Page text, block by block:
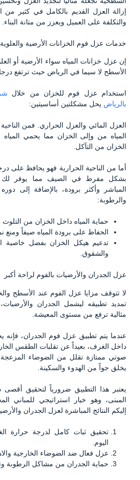
إزالة العزل القديم بالكامل في كثير من
والتكلفة على العميل ويعزز من متانة البناء.
خدمات عزل فوم الخزانات الأرضية والعلوية
إن عزل خزانات المياه سواء الأرضية أو
الأسطح لا سيما في الرياض حيث ترتفع
استخدام عزل فوم للخزان من خلال
بالرياض يحل مشكلتين أساسيتين:
العزل المائي والعزل الحراري. فمن
المياه من وإلى الخزان مما يحمي
الخزان من التآكل.
أما من الناحية الحرارية فهو يحافظ على
بشكل مفرط في الصيف مما يوفر لك
المباشر وأكثر برودة، بالإضافة إلى
والرطوبة:
حماية المياه داخل الخزان من
الحفاظ على برودة المياه صيفاً ومنع
تدعيم هيكل الخزان بفضل خاصية
والشقوق.
عزل الجدران والأرضيات بالفوم لراحة أكبر
لا تتوقف مزايا عزل الفوم عند الأسطح
تمديد تطبيقه ليشمل الجدران
مثالية ترفع من مستوى المعيشة.
عندما يتم تطبيق عزل فوم الجدران،
داخل الغرف، بعيداً عن تقلبات الطقس
صوتي ممتازة تقلل من الضوضاء المزعجة
يخلق جواً من الهدوء والسكينة.
يعتبر هذا التطبيق ضرورياً لتحقيق
المبنى، وهو خيار استراتيجي للمباني
إليكم النتائج المباشرة لعزل الجدران
تحقيق ثبات كامل لدرجة حرارة
اليوم.
عزل فعال ضد الضوضاء الخارجية
حماية الجدران من مشاكل الرطوبة